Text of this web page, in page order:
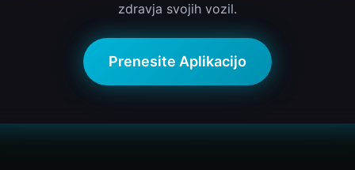
zdravja svojih vozil.
Prenesite Aplikacijo